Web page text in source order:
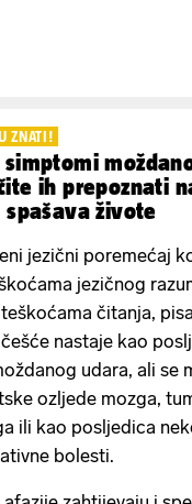
ZNATI!
ih prepoznati
živote
jezični poremećaj
jezičnog
čitanja,
nastaje kao
udara, ali se
ozljede mozga,
ili kao posljedica
bolesti.